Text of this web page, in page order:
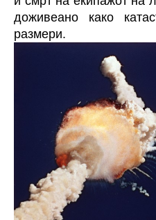
доживеано како
размери.